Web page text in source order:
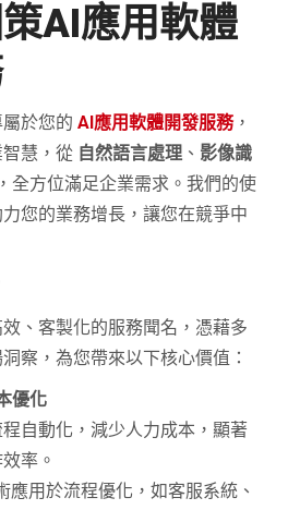
AI應用軟體
屬於您的AI應用軟體開發服務，
慧，從 自然語言處理 、 影像識
，全方位滿足企業需求。我們的使
您的業務增長，讓您在競爭中
、客製化的服務聞名，憑藉多
察，為您帶來以下核心價值：
優化
自動化，減少人力成本，顯著
率。
應用於流程優化，如客服系統、